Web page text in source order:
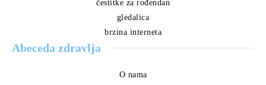
čestitke za rođendan
gledalica
brzina interneta
Abeceda zdravlja
O nama